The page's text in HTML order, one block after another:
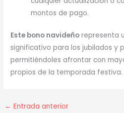
montos de pago.
Este bono navideño representa
significativo para los jubilados y
permitiéndoles afrontar con
propios de la temporada festiva.
← Entrada anterior